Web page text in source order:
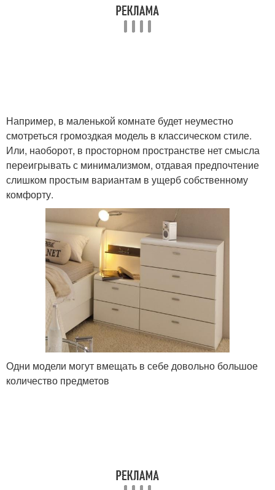
Например, в маленькой комнате будет неуместно
смотреться громоздкая модель в классическом стиле.
Или, наоборот, в просторном пространстве нет смысла
переигрывать с минимализмом, отдавая предпочтение
слишком простым вариантам в ущерб собственному
комфорту.
Одни модели могут вмещать в себе довольно большое
количество предметов